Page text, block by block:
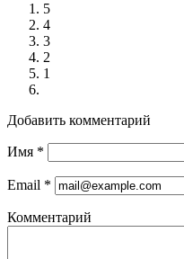
5
4
3
2
1
Добавить комментарий
Имя *
Email *
Комментарий